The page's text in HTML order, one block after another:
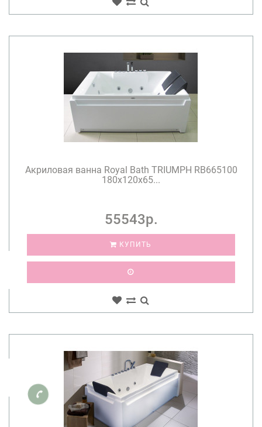
Акриловая ванна Royal Bath TRIUMPH RB665100
180х120х65...
55543р.
КУПИТЬ